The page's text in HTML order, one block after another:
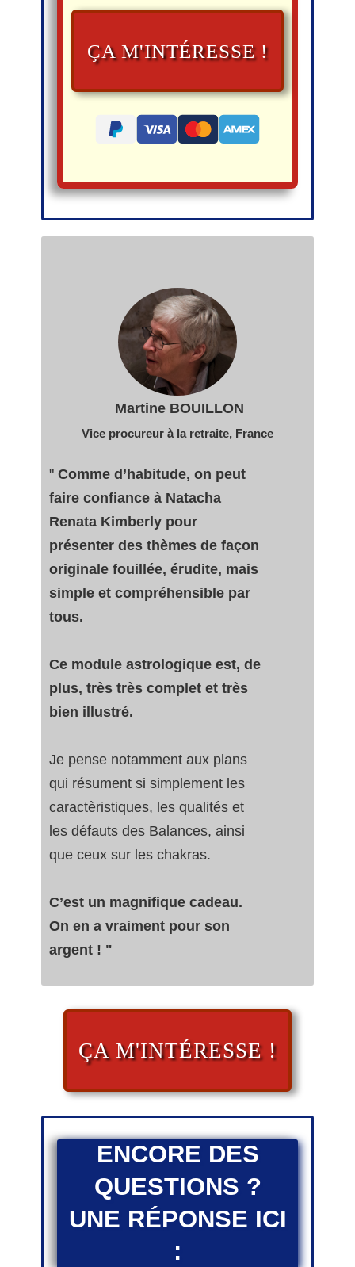
ÇA M'INTÉRESSE !
Martine BOUILLON
Vice procureur à la retraite, France
" Comme d’habitude, on peut
faire confiance à Natacha
Renata Kimberly pour
présenter des thèmes de façon
originale fouillée, érudite, mais
simple et compréhensible par
tous.
Ce module astrologique est, de
plus, très très complet et très
bien illustré.
Je pense notamment aux plans
qui résument si simplement les
caractèristiques, les qualités et
les défauts des Balances, ainsi
que ceux sur les chakras.
C’est un magnifique cadeau.
On en a vraiment pour son
argent ! "
ÇA M'INTÉRESSE !
ENCORE DES
QUESTIONS ?
UNE RÉPONSE ICI
: